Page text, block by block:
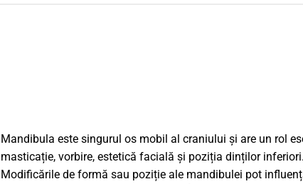
Mandibula este singurul os mobil al craniului și are un rol
masticație, vorbire, estetică facială și poziția dinților inferiori.
Modificările de formă sau poziție ale mandibulei pot